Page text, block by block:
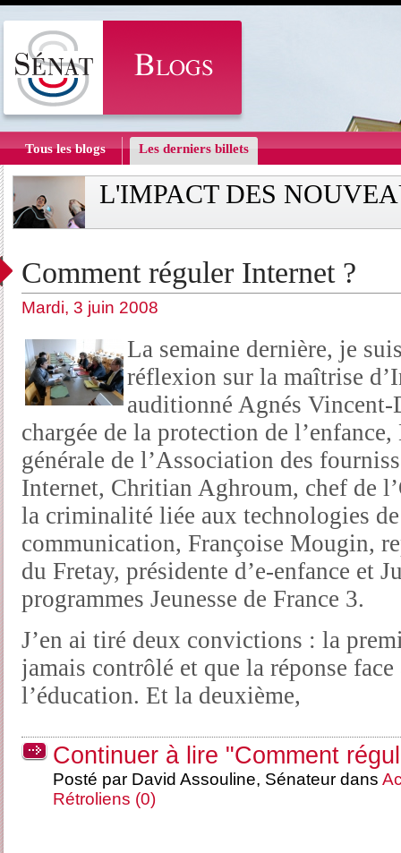
Tous les blogs Les derniers billets
L'IMPACT DES
Comment réguler Internet ?
Mardi, 3 juin 2008
La semaine dernière, je
réflexion sur la maîtrise
auditionné Agnés
chargée de la protection de
générale de l’Association des
Internet, Chritian Aghroum, chef de
la criminalité liée aux technologies
communication, Françoise Mougin,
du Fretay, présidente d’e-enfance et
programmes Jeunesse de France 3.
J’en ai tiré deux convictions : la
jamais contrôlé et que la réponse face
l’éducation. Et la deuxième,
Continuer à lire "Comment
Posté par David Assouline, Sénateur dans
Rétroliens (0)